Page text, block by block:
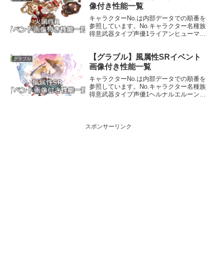
メージ...
像付き性能一覧
キャラクターNo.は内部データでの順番を
参照しています。No.キャラクター名種族
得意武器タイプ声優1ライアンヒューマン
的な生活を望む本人とは裏腹に、その斧
の冴えは先祖よ...
グラブル
【グラブル】風属性SRイベント
画像付き性能一覧
キャラクターNo.は内部データでの順番を
参照しています。No.キャラクター名種族
得意武器タイプ声優1ヘルナルエルーン剣
束縛を嫌うが、...
スポンサーリンク